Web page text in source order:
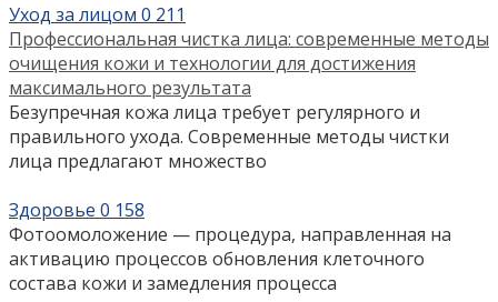
Уход за лицом 0 211
Профессиональная чистка лица: современные методы
очищения кожи и технологии для достижения
максимального результата
Безупречная кожа лица требует регулярного и
правильного ухода. Современные методы чистки
лица предлагают множество
Здоровье 0 158
Фотоомоложение — процедура, направленная на
активацию процессов обновления клеточного
состава кожи и замедления процесса